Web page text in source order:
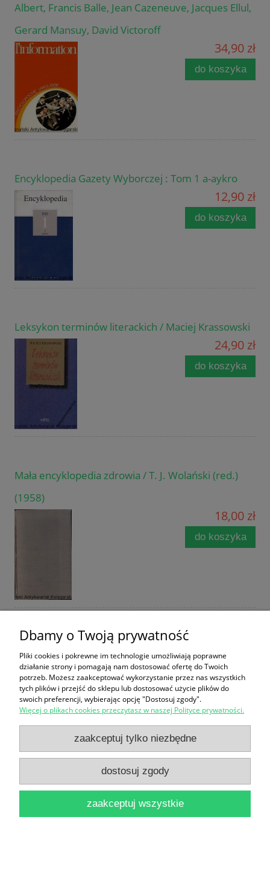
Albert, Francis Balle, Jean Cazeneuve, Jacques Ellul,
Gerard Mansuy, David Victoroff
34,90 zł
do koszyka
Encyklopedia Gazety Wyborczej : Tom 1 a-aykro
12,90 zł
do koszyka
Leksykon terminów literackich / Maciej Krassowski
24,90 zł
do koszyka
Mała encyklopedia zdrowia / T. J. Wolański (red.)
(1958)
18,00 zł
do koszyka
Mała encyklopedia muzyki / Krzysztof Biegański i
inni, redaktor naczelny: Stefan Śledziński
26,00 zł
do koszyka
Okonomisches Lexikon A-K, L-Z / Brak autora
Dbamy o Twoją prywatność
Pliki cookies i pokrewne im technologie umożliwiają poprawne
działanie strony i pomagają nam dostosować ofertę do Twoich
potrzeb. Możesz zaakceptować wykorzystanie przez nas wszystkich
tych plików i przejść do sklepu lub dostosować użycie plików do
swoich preferencji, wybierając opcję "Dostosuj zgody".
Więcej o plikach cookies przeczytasz w naszej Polityce prywatności.
zaakceptuj tylko niezbędne
dostosuj zgody
zaakceptuj wszystkie